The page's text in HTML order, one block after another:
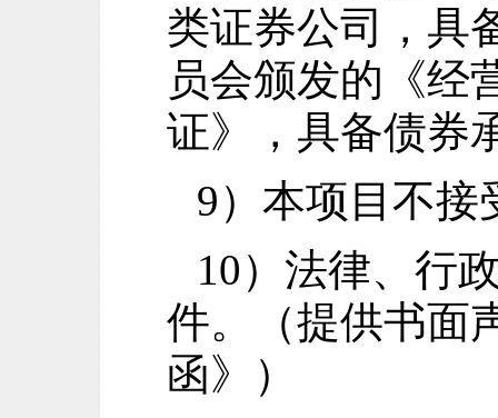
类证券公司，具
员会颁发的《经
证》，具备债券
9）本项目不接
10）法律、行
件。（提供书面
函》）